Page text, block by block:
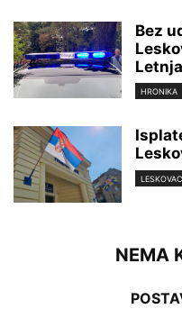
Bez
HRONIKA
LESKOVAC
NEMA